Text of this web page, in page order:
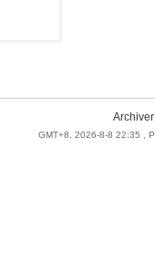
Archiver
GMT+8, 2026-8-8 22:35 ,